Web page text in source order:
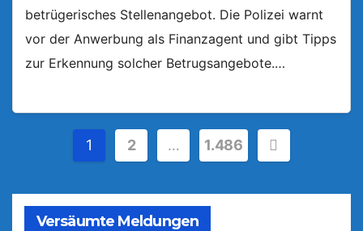
betrügerisches Stellenangebot. Die Polizei warnt
vor der Anwerbung als Finanzagent und gibt Tipps
zur Erkennung solcher Betrugsangebote.…
Seitennummerierung
Beiträge
1 2 … 1.486
Versäumte Meldungen